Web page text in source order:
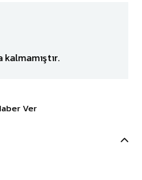
kalmamıştır.
Ver